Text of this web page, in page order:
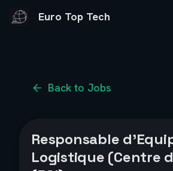
Euro Top Tech
Back to Jobs
Responsable
Logistique (Centre